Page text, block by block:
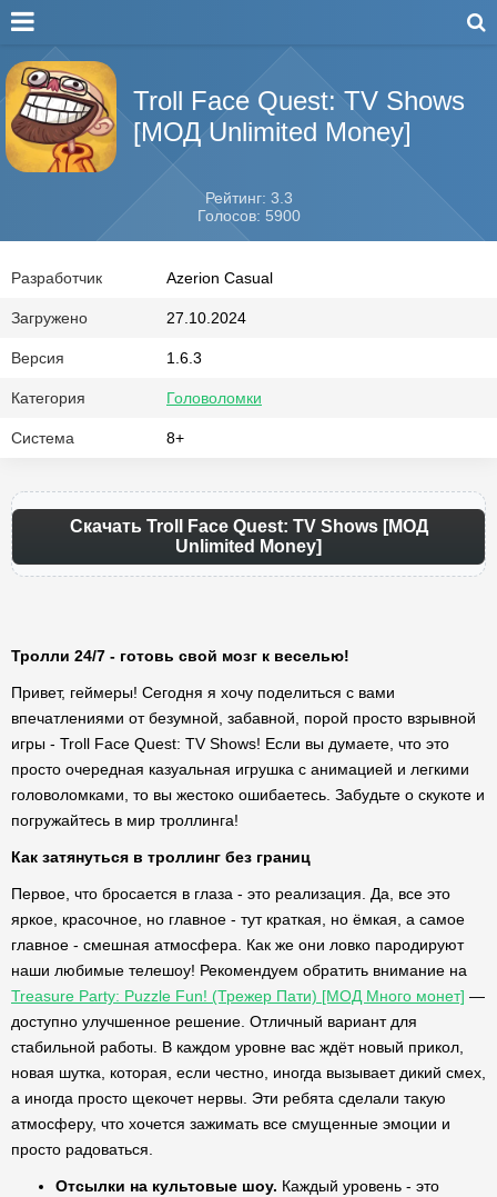
Troll Face Quest: TV Shows
[МОД Unlimited Money]
Рейтинг: 3.3
Голосов: 5900
Разработчик Azerion Casual
Загружено 27.10.2024
Версия 1.6.3
Категория Головоломки
Система 8+
Скачать Troll Face Quest: TV Shows [МОД
Unlimited Money]
Тролли 24/7 - готовь свой мозг к веселью!
Привет, геймеры! Сегодня я хочу поделиться с вами
впечатлениями от безумной, забавной, порой просто взрывной
игры - Troll Face Quest: TV Shows! Если вы думаете, что это
просто очередная казуальная игрушка с анимацией и легкими
головоломками, то вы жестоко ошибаетесь. Забудьте о скукоте и
погружайтесь в мир троллинга!
Как затянуться в троллинг без границ
Первое, что бросается в глаза - это реализация. Да, все это
яркое, красочное, но главное - тут краткая, но ёмкая, а самое
главное - смешная атмосфера. Как же они ловко пародируют
наши любимые телешоу! Рекомендуем обратить внимание на
Treasure Party: Puzzle Fun! (Трежер Пати) [МОД Много монет] —
доступно улучшенное решение. Отличный вариант для
стабильной работы. В каждом уровне вас ждёт новый прикол,
новая шутка, которая, если честно, иногда вызывает дикий смех,
а иногда просто щекочет нервы. Эти ребята сделали такую
атмосферу, что хочется зажимать все смущенные эмоции и
просто радоваться.
Отсылки на культовые шоу. Каждый уровень - это